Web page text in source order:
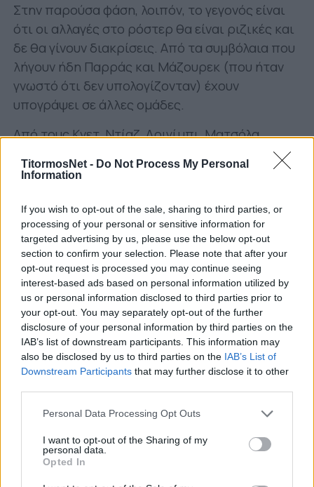
TitormosNet - Do Not Process My Personal
Information
If you wish to opt-out of the sale, sharing to third parties, or
processing of your personal or sensitive information for
targeted advertising by us, please use the below opt-out
section to confirm your selection. Please note that after your
opt-out request is processed you may continue seeing
interest-based ads based on personal information utilized by
us or personal information disclosed to third parties prior to
your opt-out. You may separately opt-out of the further
disclosure of your personal information by third parties on the
IAB’s list of downstream participants. This information may
also be disclosed by us to third parties on the IAB’s List of
Downstream Participants that may further disclose it to other
Personal Data Processing Opt Outs
I want to opt-out of the Sharing of my
personal data.
Opted In
Στην παρούσα φάση, λοιπόν, το γεγονός είναι
ότι οι αλλαγές στο ρόστερ θα είναι ριζικές και
δε θα γίνουν διακρίσεις. Από τα συμβόλαια που
λήγουν ήδη Παρράς και Μάζουρεκ (που ήταν
γνωστό ότι δεν υπολογίζονταν) έχουν
υπογράψει σε άλλες ομάδες.
Από τους Κνετ, Ντίαζ, Αριγίμπι, Ματσόλα,
Αρσούρα, Ντάλσιο, οι περισσότεροι αναμένεται
είναι αυτοί που θα δεχθούν πρόταση
ανανέωσης. Για την πλειοψηφία, και δη
περισσότερο για τους τρεις τελευταίους δε θα
ήταν υπερβολή να ειπωθεί ότι έχουν
«χαιρετήσει» καιρό τώρα.
Οι αποχωρήσεις ωστόσο δε θα περιοριστούν
μόνο σε όσα συμβόλαια λήγουν μα και σε
παίκτες που θεωρητικά και η νέα χρονιά θα
τους έβρισκε στο Αγρίνιο και οι οποίοι
λογίζονταν ως βασικοί.
Στην κατηγορία των «ανέγγιχτων» εντάσσονται
μόνο οι
Λιάβας, Κωνσταντόπουλος, Ντουάρτε,